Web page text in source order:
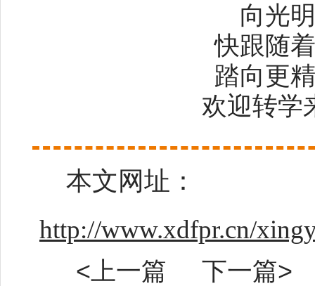
向光
快跟随
踏向更
欢迎转学
本文网址：
http://www.xdfpr.cn/
<上一篇 下一篇>